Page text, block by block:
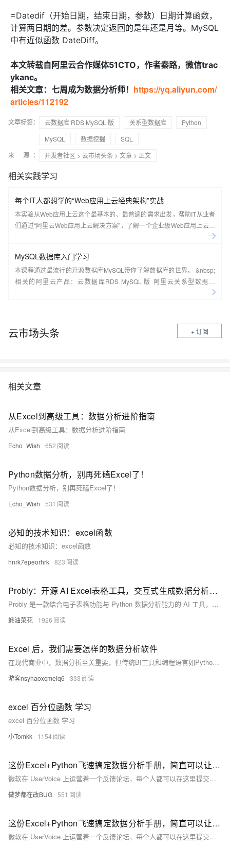
=Datedif（开始日期，结束日期，参数）日期计算函数，
计算两日期的差。参数决定返回的是年还是月等。MySQL
中有近似函数 DateDiff。
本文转载自阿里云合作媒体51CTO，作者秦路，微信trac
ykanc。
相关文章：七周成为数据分析师！ https://yq.aliyun.com/
articles/112192
文章标签： 云数据库 RDS MySQL 版 关系型数据库
Python
MySQL
数据挖掘
SQL
来 源：
开发者社区 > 云市场头条 > 文章 > 正文
相关实践学习
每个IT人都想学的“Web应用上云经典架构”实战
本实验从Web应用上云这个最基本的、最普遍的需求出发，帮助IT从业者
们通过“阿里云Web应用上云解决方案”，了解一个企业级Web应用上云的
MySQL数据库入门学习
本课程通过最流行的开源数据库MySQL带你了解数据库的世界。 &nbsp;
相关的阿里云产品：云数据库RDS MySQL 版 阿里云关系型数据库
RDS（Relational Database Service）是一种稳定可靠、可弹性伸缩的在
情:&nbsp;https://www.aliyun.com/product/rds/mysql&nbsp;
云市场头条 + 订阅
相关文章
从Excel到高级工具：数据分析进阶指南
从Excel到高级工具：数据分析进阶指南
Echo_Wish 652
Python数据分析，别再死磕Excel了！
Python数据分析，别再死磕Excel了！
Echo_Wish 531
必知的技术知识：excel函数
必知的技术知识：excel函数
hnrk7epeorhrk 823
Probly：开源 AI Excel表格工具，交互式生成数据分析结果与可视化图表
Probly 是一款结合电子表格功能与 Python 数据分析能力的 AI 工具，支持在浏览器中运行 Python 代码，提供交互式电子表格、数据可视化和智能分析建议，适合需要强大数据分析功能又希望操作简便的用户。
蚝油菜花 1926
Excel 后，我们需要怎样的数据分析软件
在现代商业中，数据分析至关重要，但传统BI工具和编程语言如Python、SQL等各有局限。Excel虽交互性强，但面对复杂计算和大数据时力不从心。esProc Desktop作为后Excel时代的数据分析神器，采用SPL语言，具备强大的表格计算能力和天然的大数据支持，可显著降低复杂计算难度。其强交互性、简短代码和内嵌Excel插件功能，让业务人员轻松完成多步骤交互式计算，是理想的数据分析工具。现提供免费使用及丰富学习资源。
游客nsyhaoxcmeiq6 333
excel 百分位函数 学习
excel 百分位函数 学习
小Tomkk 1154
这份Excel+Python飞速搞定数据分析手册，简直可以让Excel飞起来
微软在 UserVoice 上运营着⼀个反馈论坛，每个⼈都可以在这⾥提交新点⼦供他⼈投票。票数最⾼的功能请求是“将 Python 作为Excel 的⼀门脚本语⾔”，其得票数差不多是第⼆名的两倍。尽管⾃2015 年这个点⼦发布以来并没有什么实质性进展，但在 2020 年年末，Python 之⽗ Guido van Rossum 发布推⽂称“退休太无聊了”，他将会加入微软。此事令 Excel ⽤户重燃希望。我不知道他的举动是否影响了 Excel 和 Python 的集成，但我清楚的是，为何⼈们迫切需要结合 Excel 和 Python 的⼒量，⽽你⼜应当如何从今天开始将两者结合起来。总之，这就是本
做梦都在改BUG 551
这份Excel+Python飞速搞定数据分析手册，简直可以让Excel飞起来
微软在 UserVoice 上运营着⼀个反馈论坛，每个⼈都可以在这⾥提交新点⼦供他⼈投票。票数最⾼的功能请求是“将 Python 作为Excel 的⼀门脚本语⾔”，其得票数差不多是第⼆名的两倍。尽管⾃2015 年这个点⼦发布以来并没有什么实质性进展，但在 2020 年年末，Python 之⽗ Guido van Rossum 发布推⽂称“退休太无聊了”，他将会加入微软。此事令 Excel ⽤户重燃希望。我不知道他的举动是否影响了 Excel 和 Python 的集成，但我清楚的是，为何⼈们迫切需要结合 Excel 和 Python 的⼒量，⽽你⼜应当如何从今天开始将两者结合起来。总之，这就是本